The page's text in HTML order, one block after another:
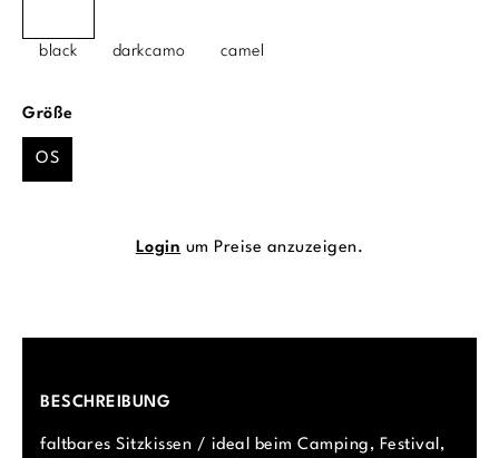
black darkcamo camel
Größeauswählen
OS
Login um Preise anzuzeigen.
BESCHREIBUNG
faltbares Sitzkissen / ideal beim Camping, Festival,